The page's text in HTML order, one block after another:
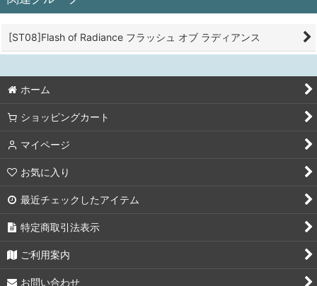
[ST08]Flash of Radiance フラッシュ オブ ラディアンス
ホーム
ショッピングカート
マイページ
お気に入り
最近チェックしたアイテム
特定商取引法表示
ご利用案内
お問い合わせ